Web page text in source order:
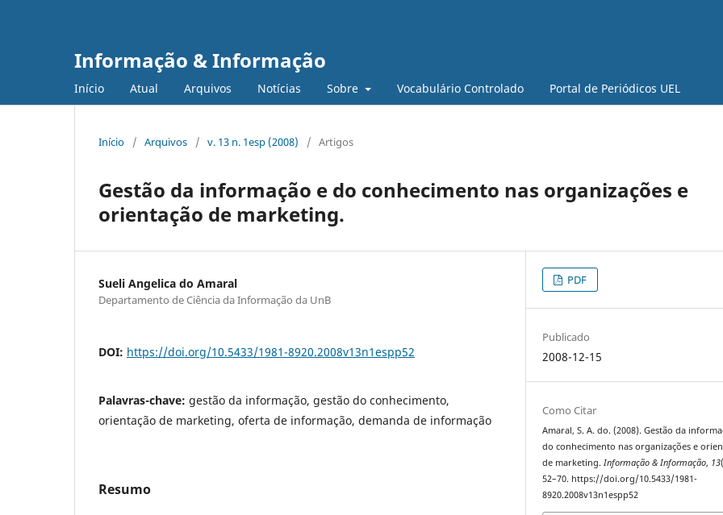
Informação & Informação
Início Atual Arquivos Notícias Sobre Vocabulário Controlado Portal de Periódicos UEL
Início / Arquivos / v. 13 n. 1esp (2008) / Artigos
Gestão da informação e do conhecimento nas organizações e
orientação de marketing.
Sueli Angelica do Amaral
Departamento de Ciência da Informação da UnB
DOI: https://doi.org/10.5433/1981-8920.2008v13n1espp52
Palavras-chave: gestão da informação, gestão do conhecimento,
orientação de marketing, oferta de informação, demanda de informação
Resumo
PDF
Publicado
2008-12-15
Como Citar
Amaral, S. A. do. (2008). Gestão da
do conhecimento nas organizações e
de marketing.Informação & Informação, 13
52–70. https://doi.org/10.5433/1981-
8920.2008v13n1espp52